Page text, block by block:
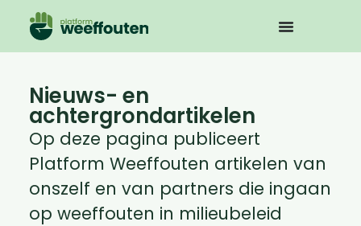
Nieuws- en
achtergrondartikelen
Op deze pagina publiceert
Platform Weeffouten artikelen van
onszelf en van partners die ingaan
op weeffouten in milieubeleid